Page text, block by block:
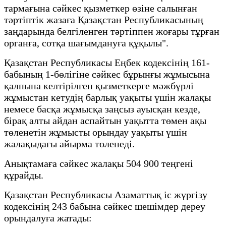
тармағына сәйкес қызметкер өзіне салынған
тәртіптік жазаға Қазақстан Республикасының
заңдарында белгіленген тәртіппен жоғары тұрған
органға, сотқа шағымдануға құқылы".
Қазақстан Республикасы Еңбек кодексінің 161-
бабының 1-бөлігіне сәйкес бұрынғы жұмысына
қалпына келтірілген қызметкерге мәжбүрлі
жұмыстан кетудің барлық уақыты үшін жалақы
немесе басқа жұмысқа заңсыз ауысқан кезде,
бірақ алты айдан аспайтын уақытта төмен ақы
төленетін жұмысты орындау уақыты үшін
жалақыдағы айырма төленеді.
Анықтамаға сәйкес жалақы 504 900 теңгені
құрайды.
Қазақстан Республикасы Азаматтық іс жүргізу
кодексінің 243 бабына сәйкес шешімдер дереу
орындалуға жатады: